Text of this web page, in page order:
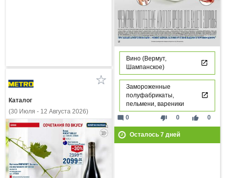
Вино (Вермут,
Шампанское)
Замороженные
полуфабрикаты,
пельмени, вареники
thumb_down 0 thumb_up 0
mode_comment 0
Осталось 7дней
Каталог
(30 Июля - 12 Августа 2026)